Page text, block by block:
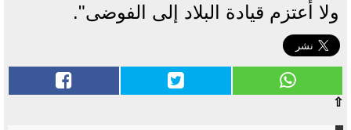
ولا أعتزم قيادة البلاد إلى الفوضى".
⇧